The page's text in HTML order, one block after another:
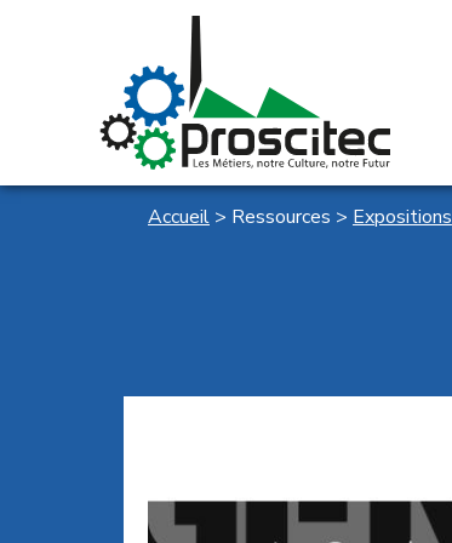
Accueil > Ressources > Expositions